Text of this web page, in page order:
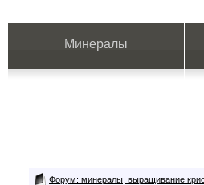
Минералы
Форум: минералы, выращивание